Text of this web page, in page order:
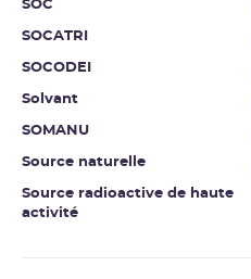
SOC
SOCATRI
SOCODEI
Solvant
SOMANU
Source naturelle
Source radioactive de haute
activité